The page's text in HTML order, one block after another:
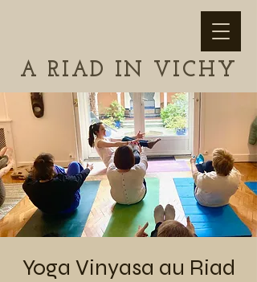
A RIAD IN VICHY
Yoga Vinyasa au Riad